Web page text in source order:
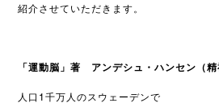
紹介させていただきます。
「運動脳」著 アンデシュ・ハンセン（精
人口1千万人のスウェーデンで